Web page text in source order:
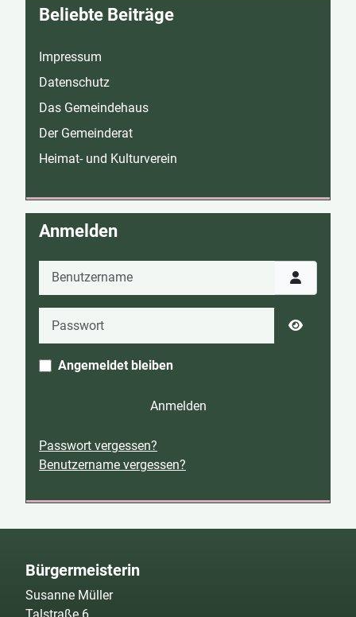
Beliebte Beiträge
Impressum
Datenschutz
Das Gemeindehaus
Der Gemeinderat
Heimat- und Kulturverein
Anmelden
Benutzername
Angemeldet bleiben
Anmelden
Passwort vergessen?
Benutzername vergessen?
Bürgermeisterin
Susanne Müller